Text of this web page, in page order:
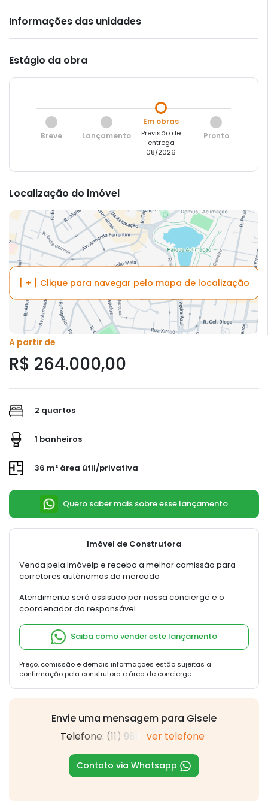
Informações das unidades
Estágio da obra
Breve Lançamento
Em obras
Previsão de
entrega
08/2026
Pronto
Localização do imóvel
[ + ] Clique para navegar pelo mapa de localização
A partir de
R$ 264.000,00
2 quartos
1 banheiros
36 m² área útil/privativa
Quero saber mais sobre esse lançamento
Imóvel de Construtora
Venda pela Imóvelp e receba a melhor comissão para
corretores autônomos do mercado
Atendimento será assistido por nossa concierge e o
coordenador da responsável.
Saiba como vender este lançamento
Preço, comissão e demais informações estão sujeitas a
confirmação pela construtora e área de concierge
Envie uma mensagem para Gisele
Telefone: (11) 989
ver telefone
Contato via Whatsapp